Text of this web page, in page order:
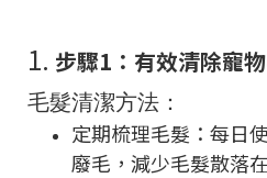
1. 步驟1：有效清除寵
毛髮清潔方法：
定期梳理毛髮：每日
廢毛，減少毛髮散落